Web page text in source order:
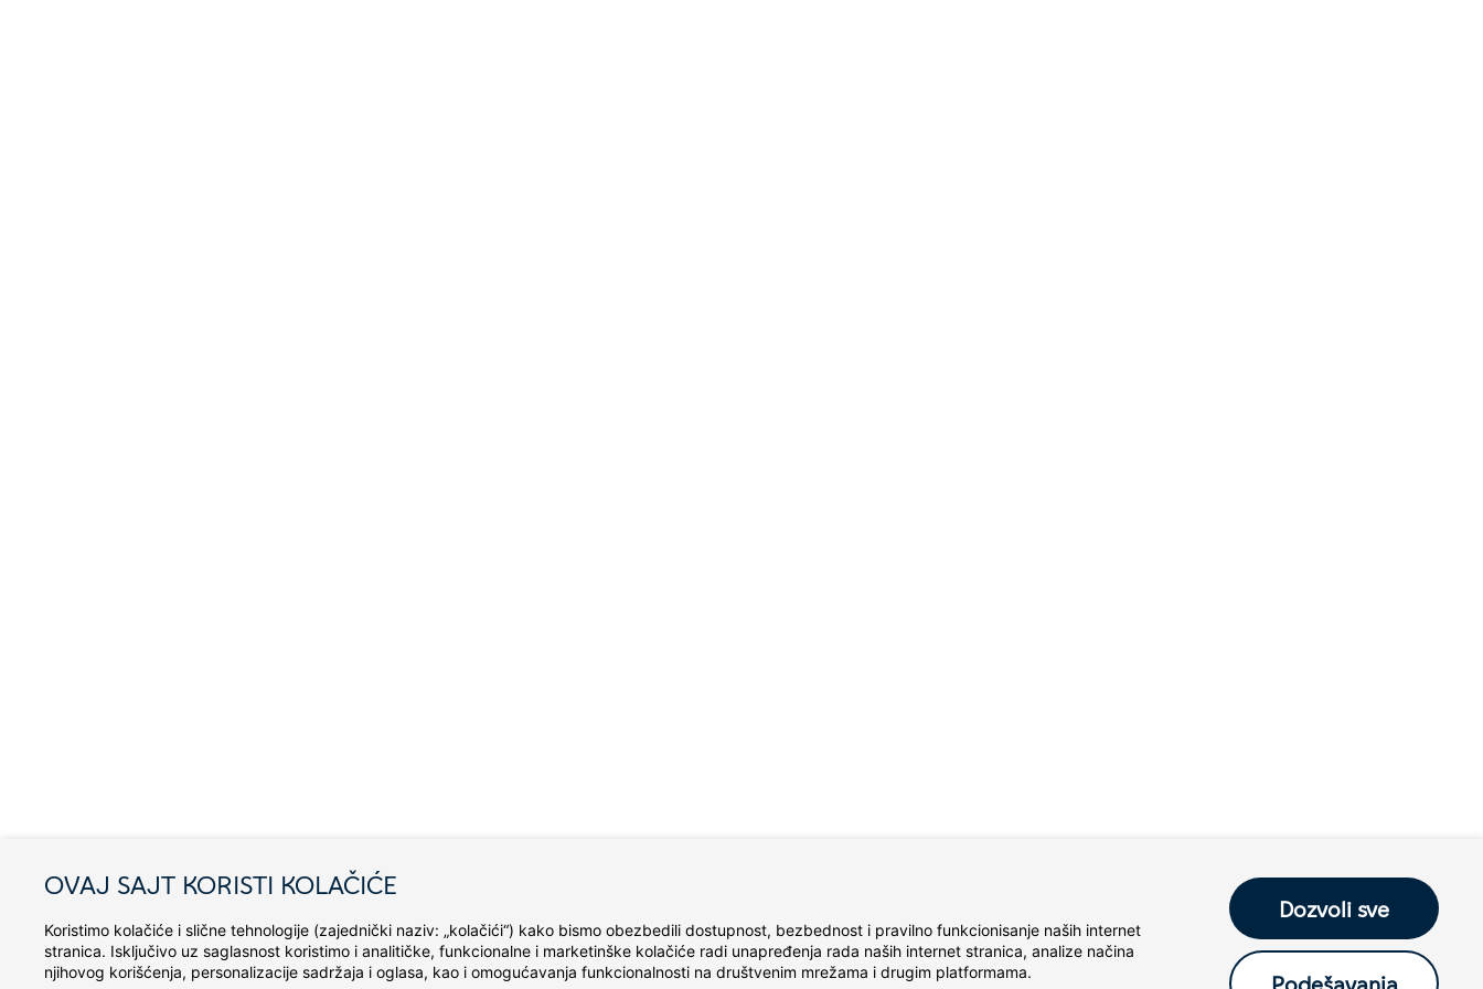
OVAJ SAJT KORISTI KOLAČIĆE
Koristimo kolačiće i slične tehnologije (zajednički naziv: „kolačići“) kako bismo obezbedili dostupnost, bezbednost i pravilno funkcionisanje naših internet
stranica. Isključivo uz saglasnost koristimo i analitičke, funkcionalne i marketinške kolačiće radi unapređenja rada naših internet stranica, analize načina
njihovog korišćenja, personalizacije sadržaja i oglasa, kao i omogućavanja funkcionalnosti na društvenim mrežama i drugim platformama.
Dozvoli sve
Podešavanja